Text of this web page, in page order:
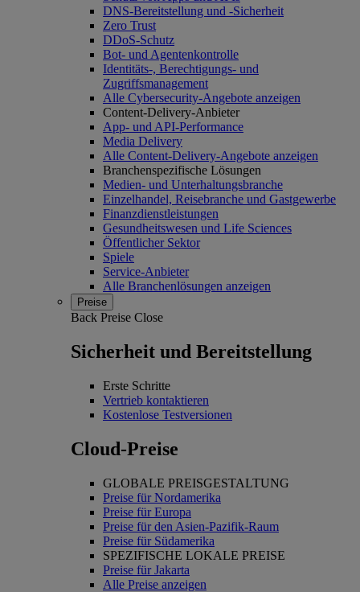
DNS-Bereitstellung und -Sicherheit
Zero Trust
DDoS-Schutz
Bot- und Agentenkontrolle
Identitäts-, Berechtigungs- und
Zugriffsmanagement
Alle Cybersecurity-Angebote anzeigen
Content-Delivery-Anbieter
App- und API-Performance
Media Delivery
Alle Content-Delivery-Angebote anzeigen
Branchenspezifische Lösungen
Medien- und Unterhaltungsbranche
Einzelhandel, Reisebranche und Gastgewerbe
Finanzdienstleistungen
Gesundheitswesen und Life Sciences
Öffentlicher Sektor
Spiele
Service-Anbieter
Alle Branchenlösungen anzeigen
Preise
Back Preise Close
Sicherheit und Bereitstellung
Erste Schritte
Vertrieb kontaktieren
Kostenlose Testversionen
Cloud-Preise
GLOBALE PREISGESTALTUNG
Preise für Nordamerika
Preise für Europa
Preise für den Asien-Pazifik-Raum
Preise für Südamerika
SPEZIFISCHE LOKALE PREISE
Preise für Jakarta
Alle Preise anzeigen